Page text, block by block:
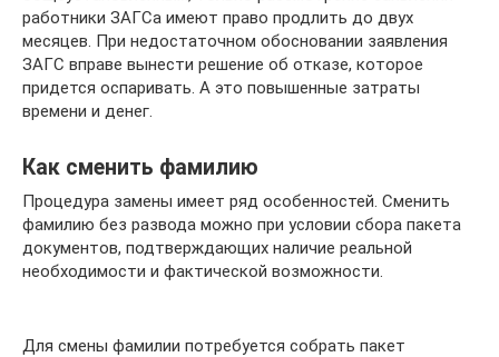
работники ЗАГСа имеют право продлить до двух
месяцев. При недостаточном обосновании заявления
ЗАГС вправе вынести решение об отказе, которое
придется оспаривать. А это повышенные затраты
времени и денег.
Как сменить фамилию
Процедура замены имеет ряд особенностей. Сменить
фамилию без развода можно при условии сбора пакета
документов, подтверждающих наличие реальной
необходимости и фактической возможности.
Для смены фамилии потребуется собрать пакет